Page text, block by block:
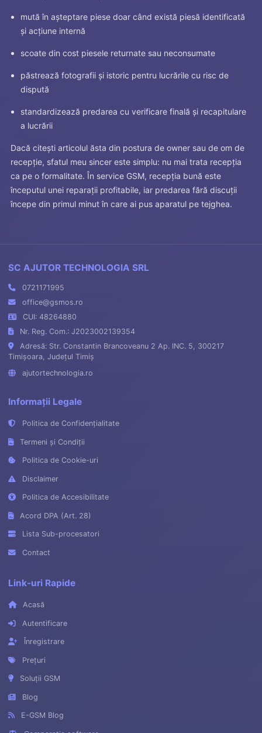
mută în așteptare piese doar când există piesă identificată
și acțiune internă
scoate din cost piesele returnate sau neconsumate
păstrează fotografii și istoric pentru lucrările cu risc de
dispută
standardizează predarea cu verificare finală și recapitulare
a lucrării
Dacă citești articolul ăsta din postura de owner sau de om de
recepție, sfatul meu sincer este simplu: nu mai trata recepția
ca pe o formalitate. În service GSM, recepția bună este
începutul unei reparații profitabile, iar predarea fără discuții
începe din primul minut în care ai pus aparatul pe tejghea.
SC AJUTOR TECHNOLOGIA SRL
0721171995
office@gsmos.ro
CUI: 48264880
Nr. Reg. Com.: J2023002139354
Adresă: Str. Constantin Brancoveanu 2 Ap. INC. 5, 300217
Timișoara, Județul Timiș
ajutortechnologia.ro
Informații Legale
Politica de Confidențialitate
Termeni și Condiții
Politica de Cookie-uri
Disclaimer
Politica de Accesibilitate
Acord DPA (Art. 28)
Lista Sub-procesatori
Contact
Link-uri Rapide
Acasă
Autentificare
Înregistrare
Prețuri
Soluții GSM
Blog
E-GSM Blog